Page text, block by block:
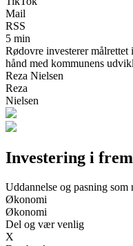
Mail
RSS
5 min
Rødovre investerer
hånd med kommunens
Reza Nielsen
Reza
Nielsen
Investering i
Uddannelse og pasning
Økonomi
Økonomi
Del og vær venlig
X